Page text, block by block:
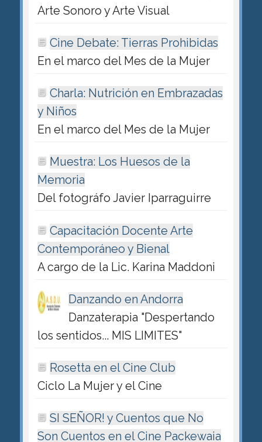
Arte Sonoro y Arte Visual
Cine Debate: Tierras Prohibidas
En el marco del Mes de la Mujer
Charla: Nutrición en Embrazadas
y Niños
En el marco del Mes de la Mujer
Muestra: Los Huesos de la
Memoria
Del fotográfo Javier Iparraguirre
Capacitación Docente Arte
Contemporáneo y Bienal
A cargo de la Lic. Karina Maddoni
Danzando en Andorra
Danzaterapia "Despertando
los sentidos... MIS LIMITES"
Rosetta en el Cine Club
Ciclo La Mujer y el Cine
SI SEÑOR! y Cuentos que No
Son Cuentos en el Cine Packewaia